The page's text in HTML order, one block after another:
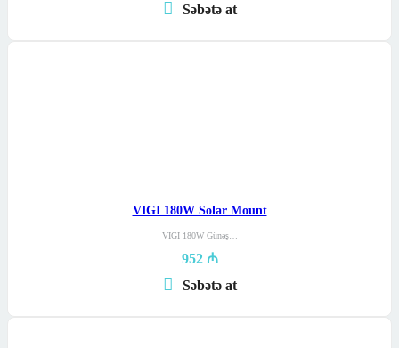
Səbətə at
VIGI 180W Solar Mount
VIGI 180W Günəş…
952 ₼
Səbətə at